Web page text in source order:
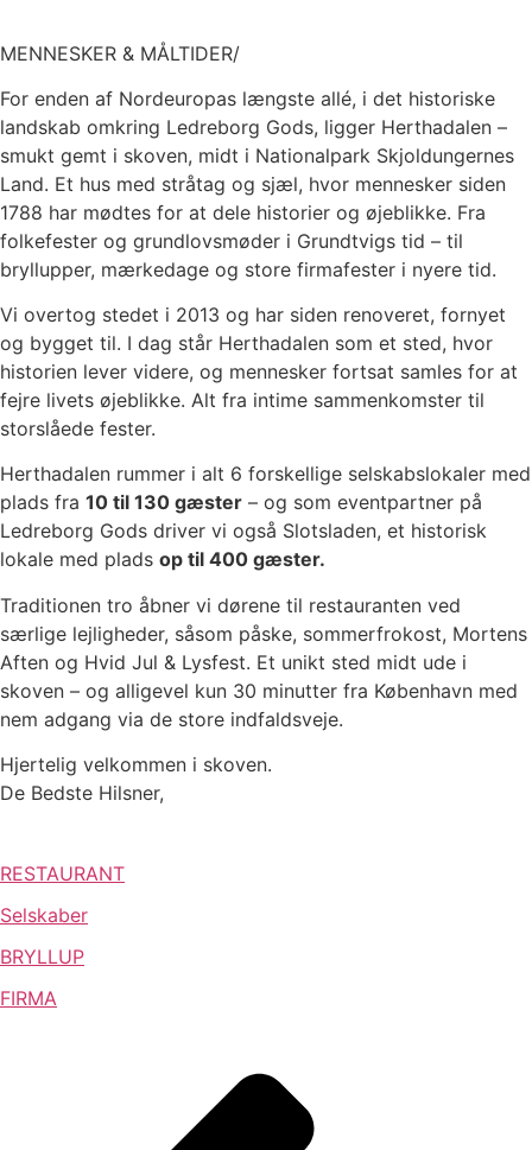
MENNESKER & MÅLTIDER/
For enden af Nordeuropas længste allé, i det historiske
landskab omkring Ledreborg Gods, ligger Herthadalen –
smukt gemt i skoven, midt i Nationalpark Skjoldungernes
Land. Et hus med stråtag og sjæl, hvor mennesker siden
1788 har mødtes for at dele historier og øjeblikke. Fra
folkefester og grundlovsmøder i Grundtvigs tid – til
bryllupper, mærkedage og store firmafester i nyere tid.
Vi overtog stedet i 2013 og har siden renoveret, fornyet
og bygget til. I dag står Herthadalen som et sted, hvor
historien lever videre, og mennesker fortsat samles for at
fejre livets øjeblikke. Alt fra intime sammenkomster til
storslåede fester.
Herthadalen rummer i alt 6 forskellige selskabslokaler med
plads fra 10 til 130 gæster – og som eventpartner på
Ledreborg Gods driver vi også Slotsladen, et historisk
lokale med plads op til 400 gæster.
Traditionen tro åbner vi dørene til restauranten ved
særlige lejligheder, såsom påske, sommerfrokost, Mortens
Aften og Hvid Jul & Lysfest. Et unikt sted midt ude i
skoven – og alligevel kun 30 minutter fra København med
nem adgang via de store indfaldsveje.
Hjertelig velkommen i skoven.
De Bedste Hilsner,
RESTAURANT
Selskaber
BRYLLUP
FIRMA